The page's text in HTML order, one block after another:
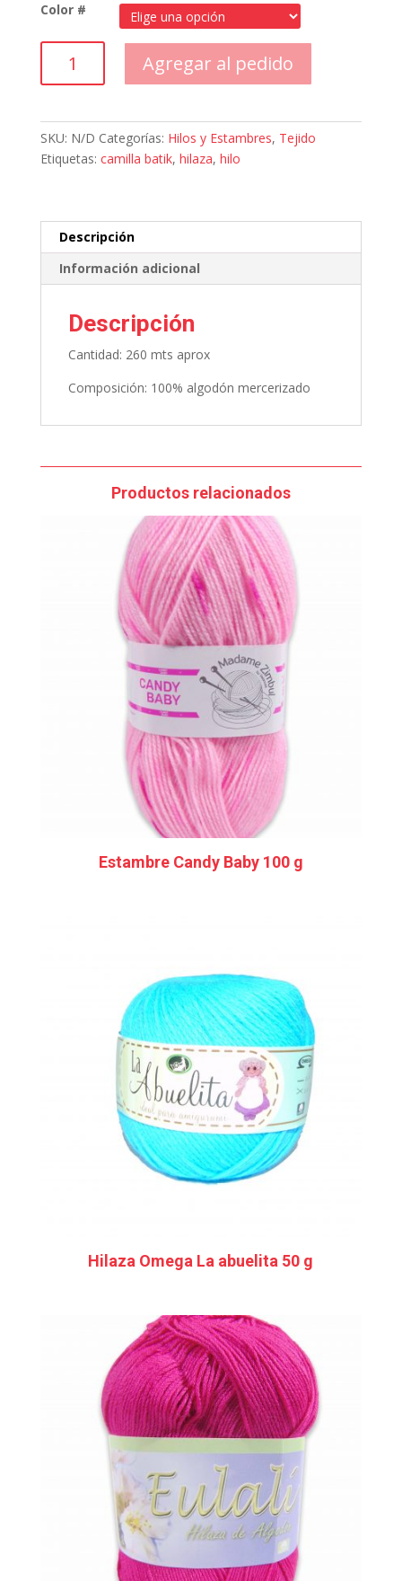
Color #
Camilla
g
cantidad
Agregar al pedido
SKU: N/D Categorías: Hilos y Estambres, Tejido
Etiquetas: camilla batik, hilaza, hilo
Descripción
Información adicional
Descripción
Cantidad: 260 mts aprox
Composición: 100% algodón mercerizado
Productos relacionados
Estambre Candy Baby 100 g
Hilaza Omega La abuelita 50 g